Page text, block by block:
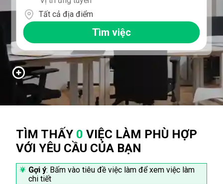
Tất cả địa điểm
Tìm việc
TÌM THẤY 0 VIỆC LÀM PHÙ HỢP
VỚI YÊU CẦU CỦA BẠN
Gợi ý: Bấm vào tiêu đề việc làm để xem việc làm
chi tiết